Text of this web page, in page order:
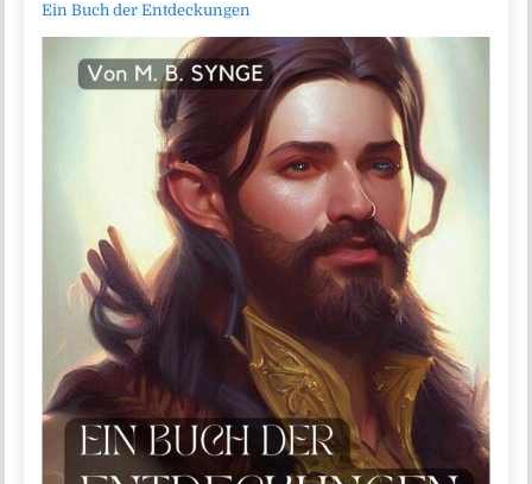
Ein Buch der Entdeckungen